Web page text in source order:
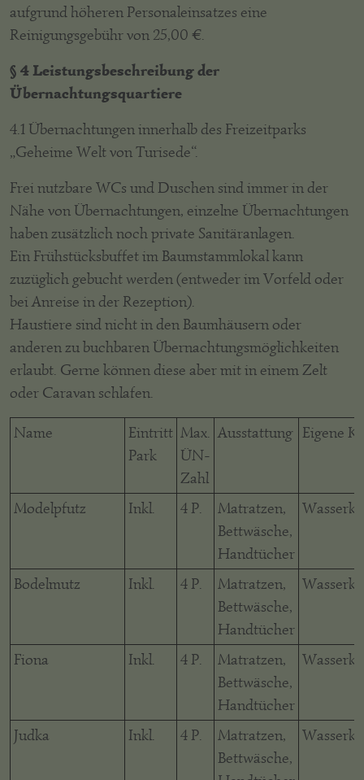
aufgrund höheren Personaleinsatzes eine
Reinigungsgebühr von 25,00 €.
§ 4 Leistungsbeschreibung der
Übernachtungsquartiere
4.1 Übernachtungen innerhalb des Freizeitparks
„Geheime Welt von Turisede“.
Frei nutzbare WCs und Duschen sind immer in der
Nähe von Übernachtungen, einzelne Übernachtungen
haben zusätzlich noch private Sanitäranlagen.
Ein Frühstücksbuffet im Baumstammlokal kann
zuzüglich gebucht werden (entweder im Vorfeld oder
bei Anreise in der Rezeption).
Haustiere sind nicht in den Baumhäusern oder
anderen zu buchbaren Übernachtungsmöglichkeiten
erlaubt. Gerne können diese aber mit in einem Zelt
oder Caravan schlafen.
Name
Eintritt
Park
Max.
ÜN-
Zahl
Ausstattung Eigene
Modelpfutz Inkl. 4 P.
Matratzen,
Bettwäsche,
Handtücher
Bodelmutz Inkl. 4 P.
Matratzen,
Bettwäsche,
Handtücher
Fiona Inkl. 4 P.
Matratzen,
Bettwäsche,
Handtücher
Judka Inkl. 4 P.
Matratzen,
Bettwäsche,